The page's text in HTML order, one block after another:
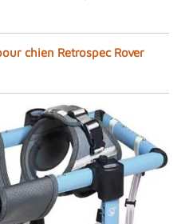
chien Retrospec Rover